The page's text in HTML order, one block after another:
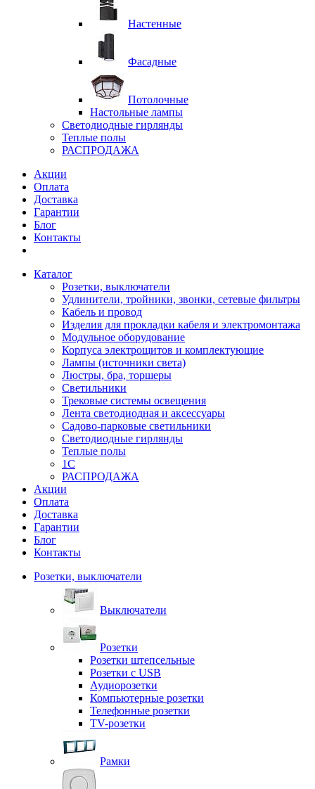
Настенные
Фасадные
Потолочные
Настольные лампы
Светодиодные гирлянды
Теплые полы
РАСПРОДАЖА
Акции
Оплата
Доставка
Гарантии
Блог
Контакты
Каталог
Розетки, выключатели
Удлинители, тройники, звонки, сетевые фильтры
Кабель и провод
Изделия для прокладки кабеля и электромонтажа
Модульное оборудование
Корпуса электрощитов и комплектующие
Лампы (источники света)
Люстры, бра, торшеры
Светильники
Трековые системы освещения
Лента светодиодная и аксессуары
Садово-парковые светильники
Светодиодные гирлянды
Теплые полы
1С
РАСПРОДАЖА
Акции
Оплата
Доставка
Гарантии
Блог
Контакты
Розетки, выключатели
Выключатели
Розетки
Розетки штепсельные
Розетки с USB
Аудиорозетки
Компьютерные розетки
Телефонные розетки
TV-розетки
Рамки